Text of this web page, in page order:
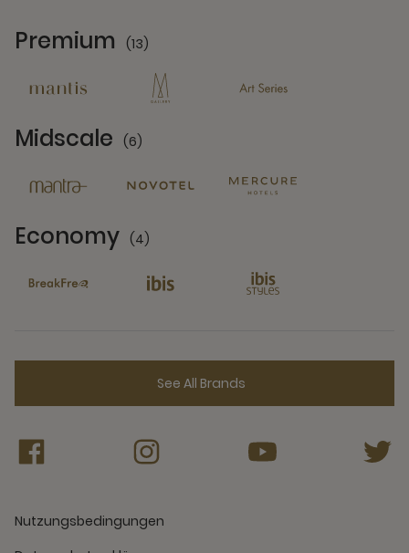
Premium (13)
Midscale (6)
Economy (4)
See All Brands
Nutzungsbedingungen